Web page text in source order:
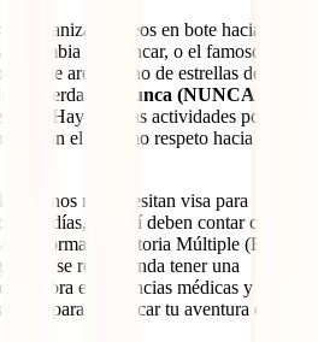
se organizan paseos en bote hacia sitios
Colombia y Palancar, o el famoso El
de arena lleno de estrellas de mar.
recuerda que
nunca (NUNCA)
. Hay muchas actividades por
con el máximo respeto hacia el
no necesitan visa para
180 días, pero sí deben contar con un
la Forma Migratoria Múltiple (FMM).
se recomienda tener una
cubra emergencias médicas y otros
guías para planificar tu aventura con